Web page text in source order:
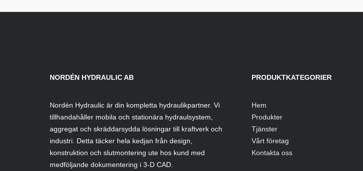
NORDÉN HYDRAULIC AB
Nordén Hydraulic är din kompletta hydraulikpartner. Vi
tillhandahåller mobila och stationära hydraulsystem,
aggregat och skräddarsydda lösningar till kraftverk och
industri. Detta täcker hela kedjan från design,
konstruktion och slutmontering ute hos kund med
medföljande dokumentering i 3-D CAD.
PRODUKTKATEGORIER
Hem
Produkter
Tjänster
Vårt företag
Kontakta oss